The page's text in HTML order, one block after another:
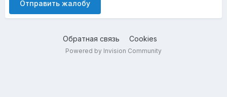
Отправить жалобу
Обратная связь Cookies
Powered by Invision Community